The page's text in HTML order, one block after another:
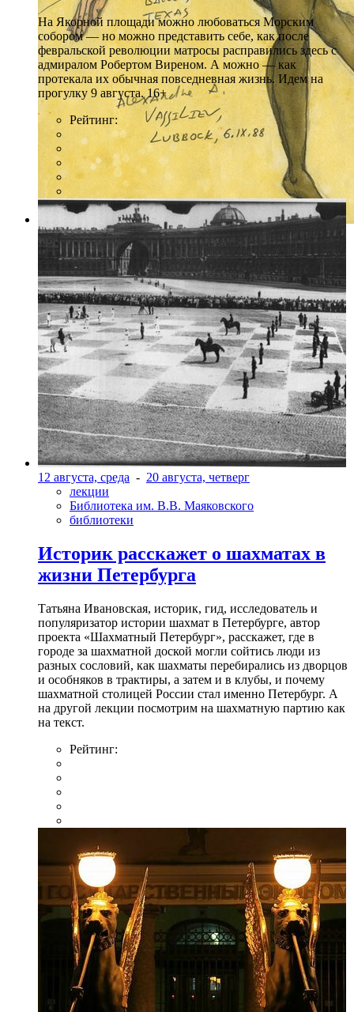
Фото: предоставлено организаторами
На Якорной площади можно любоваться Морским
собором — но можно представить себе, как после
февральской революции матросы расправились здесь с
адмиралом Робертом Виреном. А можно — как
протекала их обычная повседневная жизнь. Идем на
прогулку 9 августа. 16+
Рейтинг:
12 августа, среда - 20 августа, четверг
лекции
Библиотека им. В.В. Маяковского
библиотеки
Историк расскажет о шахматах в
жизни Петербурга
Татьяна Ивановская, историк, гид, исследователь и
популяризатор истории шахмат в Петербурге, автор
проекта «Шахматный Петербург», расскажет, где в
городе за шахматной доской могли сойтись люди из
разных сословий, как шахматы перебирались из дворцов
и особняков в трактиры, а затем и в клубы, и почему
шахматной столицей России стал именно Петербург. А
на другой лекции посмотрим на шахматную партию как
на текст.
Рейтинг: